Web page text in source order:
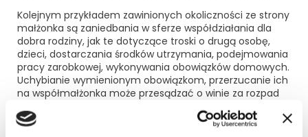
Kolejnym przykładem zawinionych okoliczności ze strony
małżonka są zaniedbania w sferze współdziałania dla
dobra rodziny, jak te dotyczące troski o drugą osobę,
dzieci, dostarczania środków utrzymania, podejmowania
pracy zarobkowej, wykonywania obowiązków domowych.
Uchybianie wymienionym obowiązkom, przerzucanie ich
na współmałżonka może przesądzać o winie za rozpad
pożycia. Brak troski o rodzinę, brak starań o zapewnienie
jej odpowiedniego bytu, zabezpieczenia w sferze